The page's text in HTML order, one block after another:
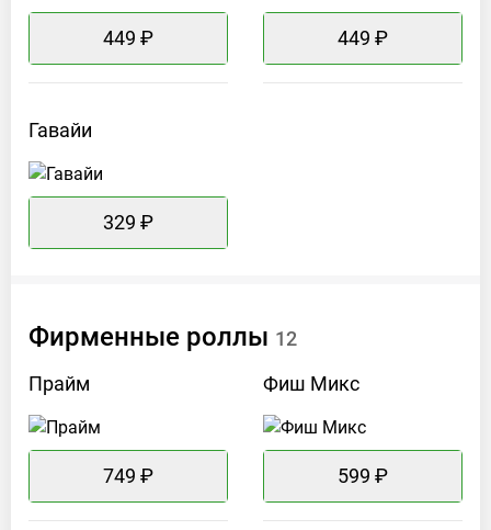
449 ₽ 449 ₽
Гавайи
329 ₽
Фирменные роллы 12
Прайм
749 ₽
Фиш Микс
599 ₽